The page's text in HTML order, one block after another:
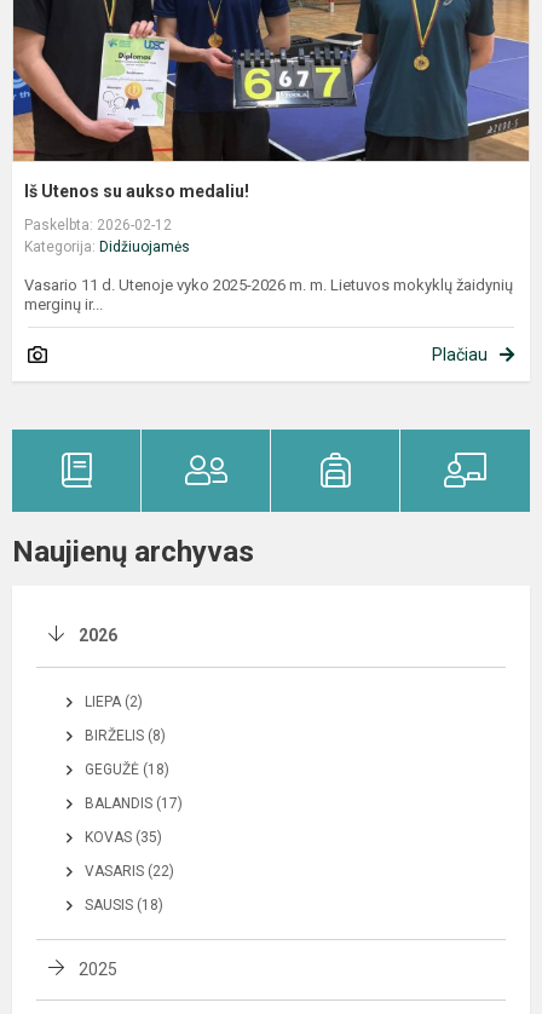
Iš Utenos su aukso medaliu!
Paskelbta: 2026-02-12
Kategorija: Didžiuojamės
Vasario 11 d. Utenoje vyko 2025-2026 m. m. Lietuvos mokyklų žaidynių
merginų ir...
Plačiau
Naujienų archyvas
2026
LIEPA (2)
BIRŽELIS (8)
GEGUŽĖ (18)
BALANDIS (17)
KOVAS (35)
VASARIS (22)
SAUSIS (18)
2025